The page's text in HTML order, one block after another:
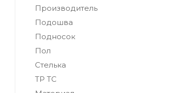
Производитель
Подошва
Подносок
Пол
Стелька
ТР ТС